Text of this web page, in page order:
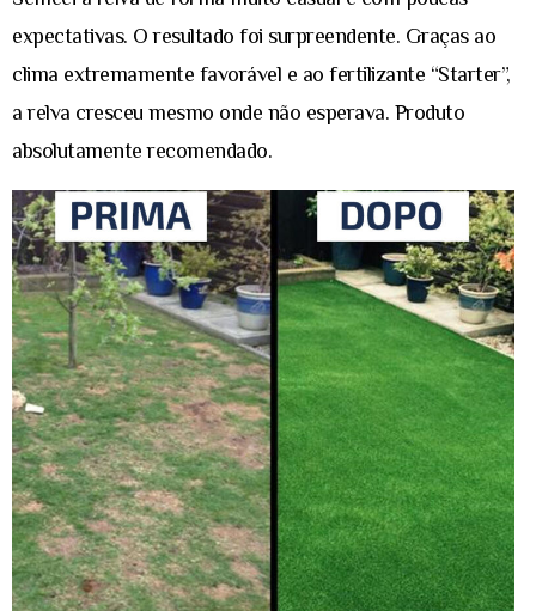
expectativas. O resultado foi surpreendente. Graças ao
clima extremamente favorável e ao fertilizante “Starter”,
a relva cresceu mesmo onde não esperava. Produto
absolutamente recomendado.